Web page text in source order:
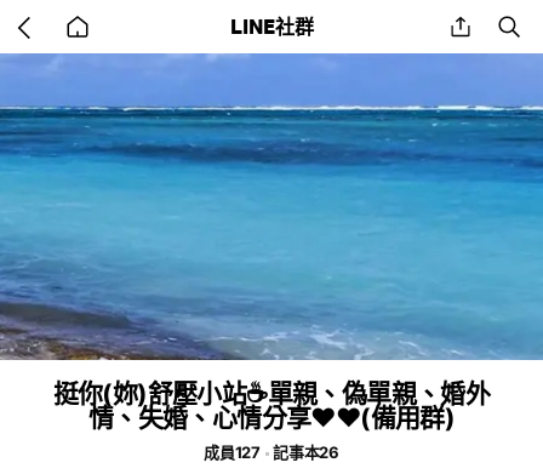
back
to
LINE社群 share
挺你(妳)舒壓小站☕單親、偽單親、婚外
情、失婚、心情分享❤️❤️(備用群)
成員127
記事本26